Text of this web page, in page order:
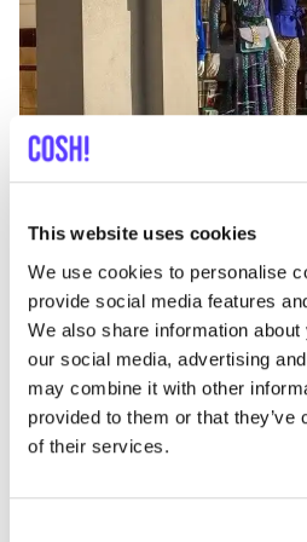
This website uses cookies
We use cookies to personalise
provide social media features
We also share information
our social media, advertising
may combine it with other
provided to them or that
of their services.
Ajouter à l'itinéraire Visiter la
List